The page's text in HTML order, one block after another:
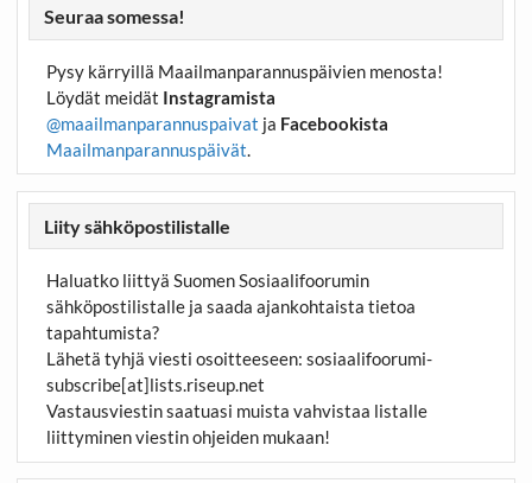
Seuraa somessa!
Pysy kärryillä Maailmanparannuspäivien menosta!
Löydät meidät Instagramista
@maailmanparannuspaivat ja Facebookista
Maailmanparannuspäivät.
Liity sähköpostilistalle
Haluatko liittyä Suomen Sosiaalifoorumin
sähköpostilistalle ja saada ajankohtaista tietoa
tapahtumista?
Lähetä tyhjä viesti osoitteeseen: sosiaalifoorumi-
subscribe[at]lists.riseup.net
Vastausviestin saatuasi muista vahvistaa listalle
liittyminen viestin ohjeiden mukaan!